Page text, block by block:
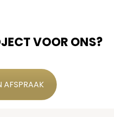
VOOR ONS?
AFSPRAAK